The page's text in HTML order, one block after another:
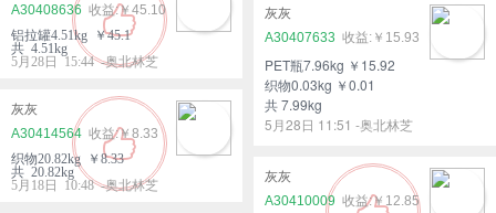
A30408636
￥45.10
铝拉罐4.51kg ￥45.1
共 4.51kg
5月28日 15:44 -奥北林芝
灰灰
A30407633
￥15.93
PET瓶7.96kg ￥15.92
织物0.03kg ￥0.01
共 7.99kg
5月28日 11:51 -奥北林芝
灰灰
A30414564
￥8.33
织物20.82kg ￥8.33
共 20.82kg
5月18日 10:48 -奥北林芝
灰灰
A30410009
￥12.85